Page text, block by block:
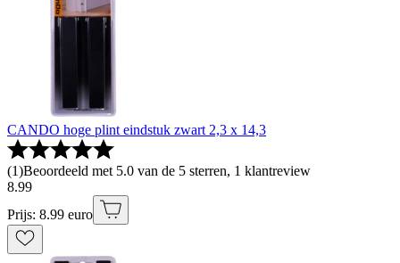
CANDO hoge plint eindstuk zwart 2,3 x 14,3
(1)Beoordeeld met 5.0 van de 5 sterren, 1 klantreview
8.99
Prijs: 8.99 euro